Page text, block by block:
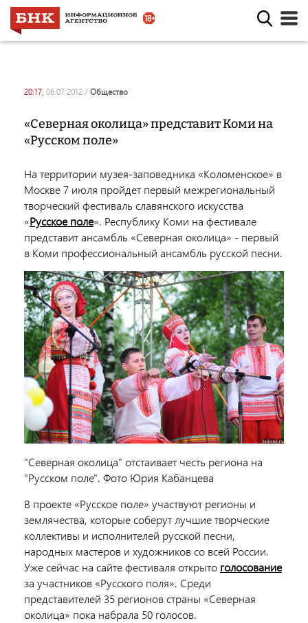
20:17, 06.07.2012 / общество
«Северная околица» представит Коми на
«Русском поле»
На территории музея-заповедника «Коломенское» в
Москве 7 июля пройдет первый межрегиональный
творческий фестиваль славянского искусства
«Русское поле». Республику Коми на фестивале
представит ансамбль «Северная околица» - первый
в Коми профессиональный ансамбль русской песни.
"Северная околица" отстаивает честь региона на
"Русском поле". Фото Юрия Кабанцева
В проекте «Русское поле» участвуют регионы и
землячества, которые соберут лучшие творческие
коллективы и исполнителей русской песни,
народных мастеров и художников со всей России.
Уже сейчас на сайте фестиваля открыто голосование
за участников «Русского поля». Среди
представителей 35 регионов страны «Северная
околица» пока набрала 50 голосов.